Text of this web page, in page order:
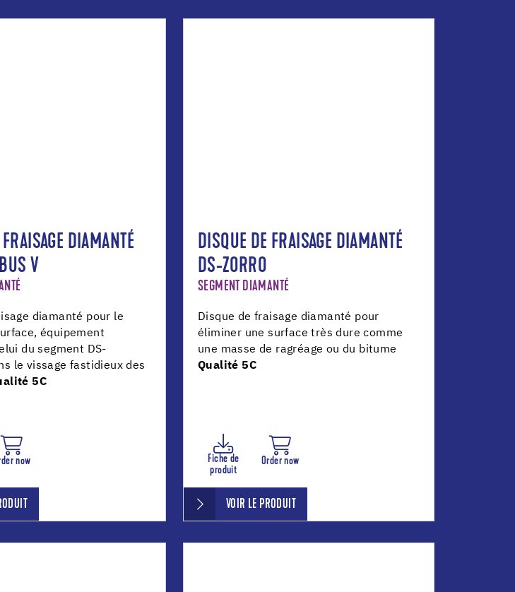
DIAMANTÉ
V
diamanté pour le
équipement
du segment DS-
le vissage fastidieux des
5C
now
DISQUE DE FRAISAGE DIAMANTÉ
DS-ZORRO
SEGMENT DIAMANTÉ
Disque de fraisage diamanté pour
éliminer une surface très dure comme
une masse de ragréage ou du bitume
Qualité 5C
Fiche de
produit
Order now
VOIR LE PRODUIT